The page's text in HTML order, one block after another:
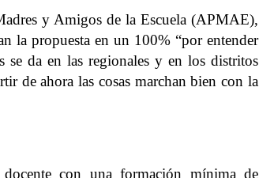
y Amigos de la Escuela (APMAE),
la propuesta en un 100% “por entender
se da en las regionales y en los distritos
de ahora las cosas marchan bien con la
con una formación mínima de